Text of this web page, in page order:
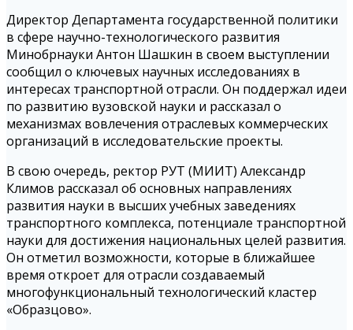
Директор Департамента государственной политики
в сфере научно-технологического развития
Минобрнауки Антон Шашкин в своем выступлении
сообщил о ключевых научных исследованиях в
интересах транспортной отрасли. Он поддержал идеи
по развитию вузовской науки и рассказал о
механизмах вовлечения отраслевых коммерческих
организаций в исследовательские проекты.
В свою очередь, ректор РУТ (МИИТ) Александр
Климов рассказал об основных направлениях
развития науки в высших учебных заведениях
транспортного комплекса, потенциале транспортной
науки для достижения национальных целей развития.
Он отметил возможности, которые в ближайшее
время откроет для отрасли создаваемый
многофункциональный технологический кластер
«Образцово».